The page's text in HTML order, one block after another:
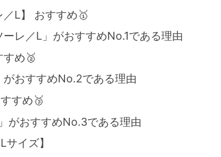
／L】 おすすめ🥇
ーレ／L」がおすすめNo.1である理由
すめ🥈
がおすすめNo.2である理由
すめ🥉
がおすすめNo.3である理由
サイズ】